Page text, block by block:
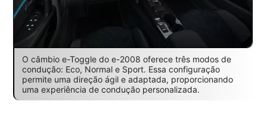
O câmbio e-Toggle do e-2008 oferece três modos de
condução: Eco, Normal e Sport. Essa configuração
permite uma direção ágil e adaptada, proporcionando
uma experiência de condução personalizada.